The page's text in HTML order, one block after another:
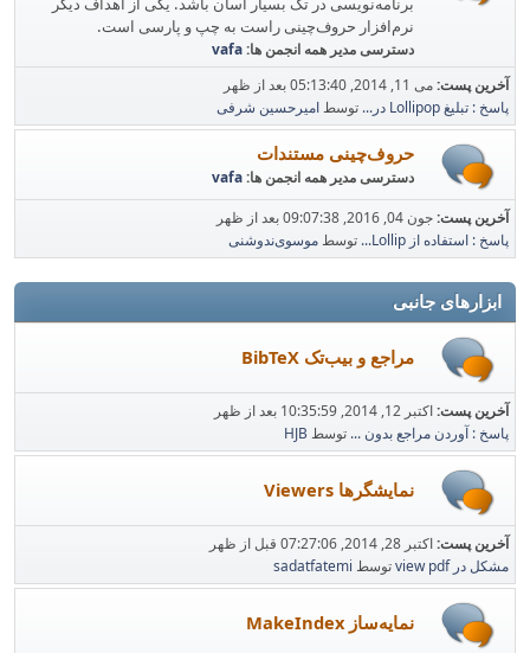
نرم‌افزار حروف‌چینی راست به چپ و پارسی است.
دسترسی مدیر همه انجمن ها:vafa
آخرین پست:می 11, 2014, 05:13:40 بعد از ظهر
پاسخ : تبلیغ Lollipop در...
توسطامیرحسین شرفی
حروف‌چینی مستندات
دسترسی مدیر همه انجمن ها:vafa
آخرین پست:جون 04, 2016, 09:07:38 بعد از ظهر
پاسخ : استفاده از Lollip...
توسطموسوی‌ندوشنی
ابزارهای جانبی
مراجع و بیب‌تک BibTeX
آخرین پست:اکتبر 12, 2014, 10:35:59 بعد از ظهر
پاسخ : آوردن مراجع بدون ... توسط HJB
نمایشگرها Viewers
آخرین پست:اکتبر 28, 2014, 07:27:06 قبل از ظهر
مشکل در view pdf
توسط sadatfatemi
نمایه‌ساز MakeIndex